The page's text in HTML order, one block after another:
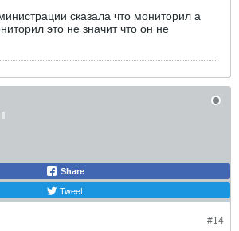
сказала что мониторил а
это не значит что он не
Share
Tweet
#14